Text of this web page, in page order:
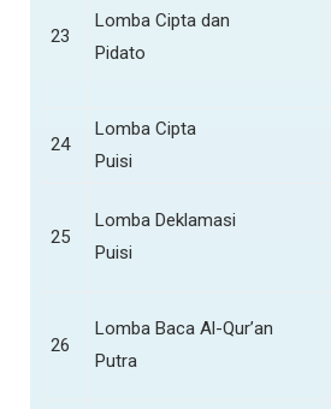
23
Lomba Cipta dan
Pidato
24
Lomba Cipta
Puisi
25
Lomba Deklamasi
Puisi
26
Lomba Baca Al-Qur’an
Putra